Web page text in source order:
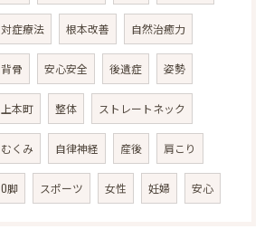
対症療法 根本改善 自然治癒力
背骨 安心安全 後遺症 姿勢
上本町 整体 ストレートネック
むくみ 自律神経 産後 肩こり
O脚 スポーツ 女性 妊婦 安心